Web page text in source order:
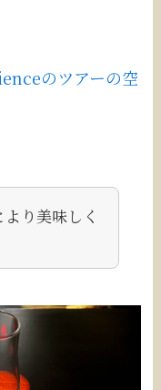
のツアーの空
り美味しく